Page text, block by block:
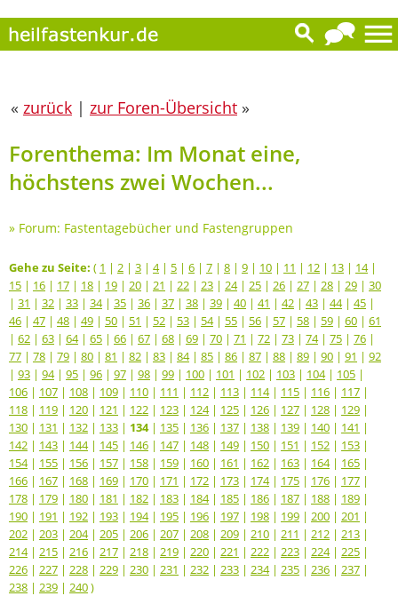
« zurück | zur Foren-Übersicht »
Forenthema: Im Monat eine,
höchstens zwei Wochen...
» Forum: Fastentagebücher und Fastengruppen
Gehe zu Seite: ( 1 | 2 | 3 | 4| 5 | 6 | 7 | 8 | 9 | 10 | 11 | 12 | 13 | 14|
15 | 16 | 17 | 18 | 19 | 20 | 21 | 22 | 23 | 24| 25 | 26 | 27 | 28 | 29 | 30
| 31 | 32 | 33 | 34| 35 | 36 | 37 | 38 | 39 | 40 | 41 | 42 | 43 | 44| 45 |
46 | 47 | 48 | 49 | 50 | 51 | 52 | 53 | 54| 55 | 56 | 57 | 58 | 59 | 60 | 61
| 62 | 63 | 64| 65 | 66 | 67 | 68 | 69 | 70 | 71 | 72 | 73 | 74| 75 | 76 |
77 | 78 | 79 | 80 | 81 | 82 | 83 | 84| 85 | 86 | 87 | 88 | 89 | 90 | 91 | 92
| 93 | 94| 95 | 96 | 97 | 98 | 99 | 100 | 101 | 102 | 103 | 104| 105 |
106 | 107 | 108 | 109 | 110 | 111 | 112 | 113 | 114| 115 | 116 | 117 |
118 | 119 | 120 | 121 | 122 | 123 | 124| 125 | 126 | 127 | 128 | 129 |
130 | 131 | 132 | 133 | 134| 135 | 136 | 137 | 138 | 139 | 140 | 141 |
142 | 143 | 144| 145 | 146 | 147 | 148 | 149 | 150 | 151 | 152 | 153 |
154| 155 | 156 | 157 | 158 | 159 | 160 | 161 | 162 | 163 | 164| 165 |
166 | 167 | 168 | 169 | 170 | 171 | 172 | 173 | 174| 175 | 176 | 177 |
178 | 179 | 180 | 181 | 182 | 183 | 184| 185 | 186 | 187 | 188 | 189 |
190 | 191 | 192 | 193 | 194| 195 | 196 | 197 | 198 | 199 | 200 | 201 |
202 | 203 | 204| 205 | 206 | 207 | 208 | 209 | 210 | 211 | 212 | 213 |
214| 215 | 216 | 217 | 218 | 219 | 220 | 221 | 222 | 223 | 224| 225 |
226 | 227 | 228 | 229 | 230 | 231 | 232 | 233 | 234| 235 | 236 | 237 |
238 | 239 | 240)